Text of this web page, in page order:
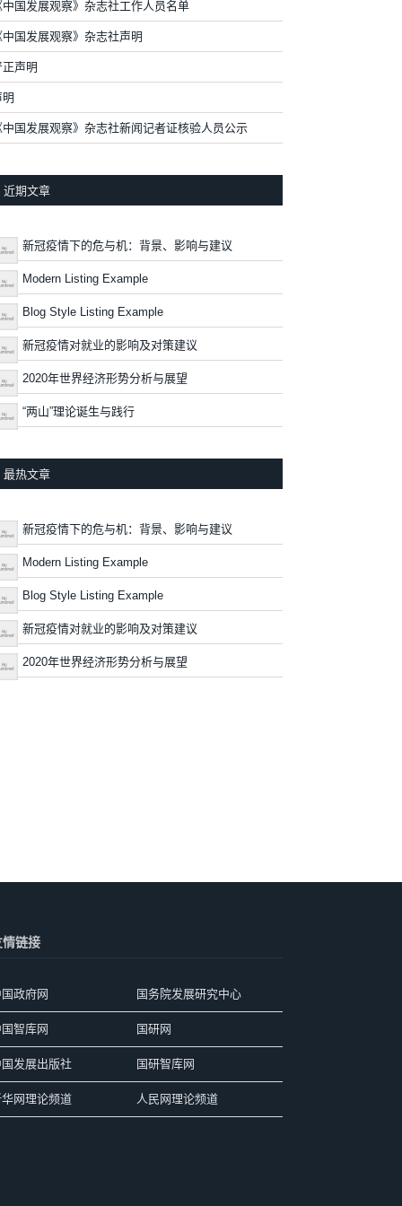
中国发展观察》杂志社工作人员名单
中国发展观察》杂志社声明
正声明
中国发展观察》杂志社新闻记者证核验人员公示
近期文章
新冠疫情下的危与机：背景、影响与建议
Modern Listing Example
Blog Style Listing Example
新冠疫情对就业的影响及对策建议
2020年世界经济形势分析与展望
“两山”理论诞生与践行
最热文章
新冠疫情下的危与机：背景、影响与建议
Modern Listing Example
Blog Style Listing Example
新冠疫情对就业的影响及对策建议
2020年世界经济形势分析与展望
链接
政府网 国务院发展研究中心
智库网 国研网
发展出版社 国研智库网
网理论频道 人民网理论频道